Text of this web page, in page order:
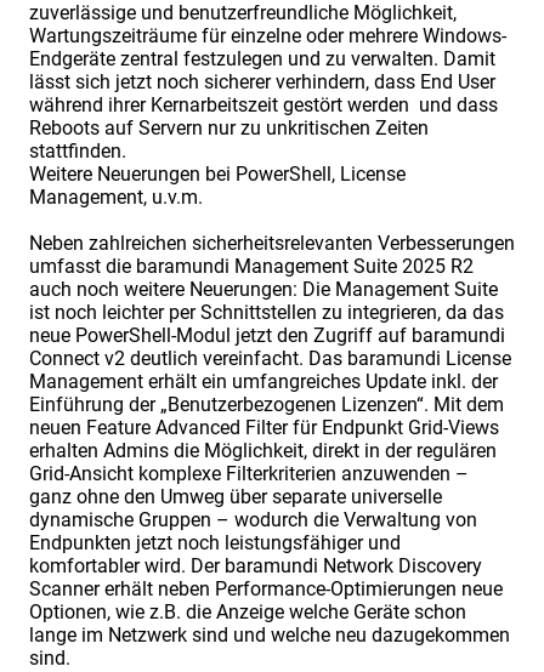
zuverlässige und benutzerfreundliche Möglichkeit,
Wartungszeiträume für einzelne oder mehrere Windows-
Endgeräte zentral festzulegen und zu verwalten. Damit
lässt sich jetzt noch sicherer verhindern, dass End User
während ihrer Kernarbeitszeit gestört werden und dass
Reboots auf Servern nur zu unkritischen Zeiten
stattfinden.
Weitere Neuerungen bei PowerShell, License
Management, u.v.m.
Neben zahlreichen sicherheitsrelevanten Verbesserungen
umfasst die baramundi Management Suite 2025 R2
auch noch weitere Neuerungen: Die Management Suite
ist noch leichter per Schnittstellen zu integrieren, da das
neue PowerShell-Modul jetzt den Zugriff auf baramundi
Connect v2 deutlich vereinfacht. Das baramundi License
Management erhält ein umfangreiches Update inkl. der
Einführung der „Benutzerbezogenen Lizenzen“. Mit dem
neuen Feature Advanced Filter für Endpunkt Grid-Views
erhalten Admins die Möglichkeit, direkt in der regulären
Grid-Ansicht komplexe Filterkriterien anzuwenden –
ganz ohne den Umweg über separate universelle
dynamische Gruppen – wodurch die Verwaltung von
Endpunkten jetzt noch leistungsfähiger und
komfortabler wird. Der baramundi Network Discovery
Scanner erhält neben Performance-Optimierungen neue
Optionen, wie z.B. die Anzeige welche Geräte schon
lange im Netzwerk sind und welche neu dazugekommen
sind.